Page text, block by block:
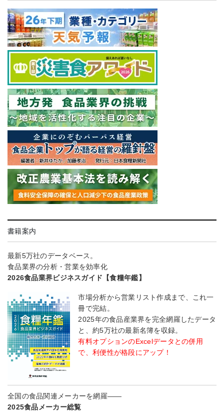
書籍案内
最新5万社のデータベース。
食品業界の分析・営業を効率化
2026食品業界ビジネスガイド【食糧年鑑】
市場分析から営業リスト作成まで、これ一
冊で完結。
2025年の食品産業界を完全網羅したデータ
と、約5万社の最新名簿を収録。
有料オプションのExcelデータとの併用
で、利便性が格段にアップ！
全国の食品関連メーカーを網羅――
2025食品メーカー総覧